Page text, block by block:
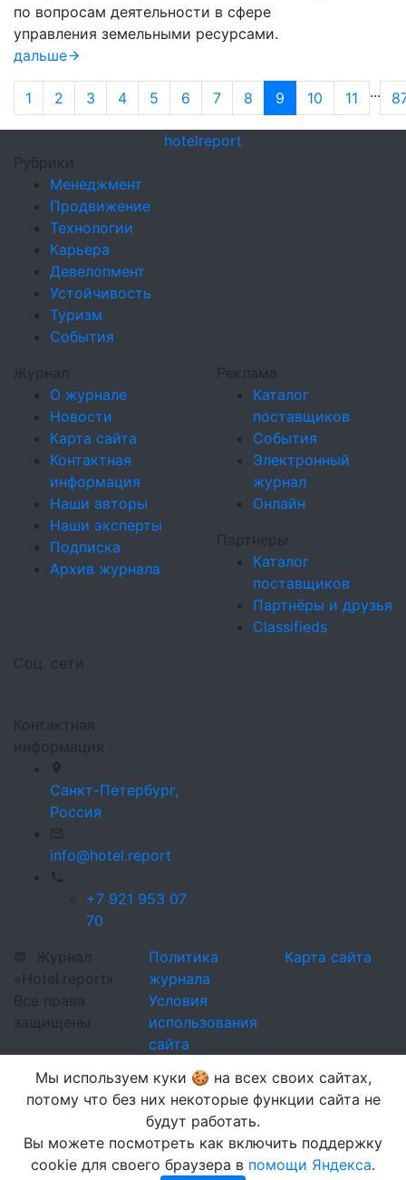
по вопросам деятельности в сфере
управления земельными ресурсами.
дальше
1 2 3 4 5 6 7 8 9 10 11 ...
hotelreport
Рубрики
Менеджмент
Продвижение
Технологии
Карьера
Девелопмент
Устойчивость
Туризм
События
Журнал
О журнале
Новости
Карта сайта
Контактная
информация
Наши авторы
Наши эксперты
Подписка
Архив журнала
Реклама
Каталог
поставщиков
События
Электронный
журнал
Онлайн
Партнеры
Каталог
поставщиков
Партнёры и друзья
Classifieds
Соц. сети
Контактная
информация
Санкт-Петербург,
Россия
info@hotel.report
+7 921 953 07
70
©
Журнал
«Hotel.report»
Все права
защищены
Политика
журнала
Условия
использования
сайта
Карта сайта
Мы используем куки 🍪 на всех своих сайтах,
потому что без них некоторые функции сайта не
будут работать.
Вы можете посмотреть как включить поддержку
cookie для своего браузера в помощи Яндекса.